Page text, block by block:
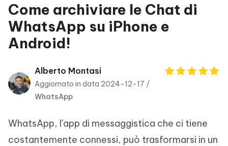
ReiBoot
for iOS
PDNob
PDF
Editor
New
iAnyGo
Come archiviare le Chat di
WhatsApp su iPhone e
Android!
Alberto Montasi
Aggiornato in data 2024-12-17 /
WhatsApp
WhatsApp, l'app di messaggistica che ci tiene
costantemente connessi, può trasformarsi in un